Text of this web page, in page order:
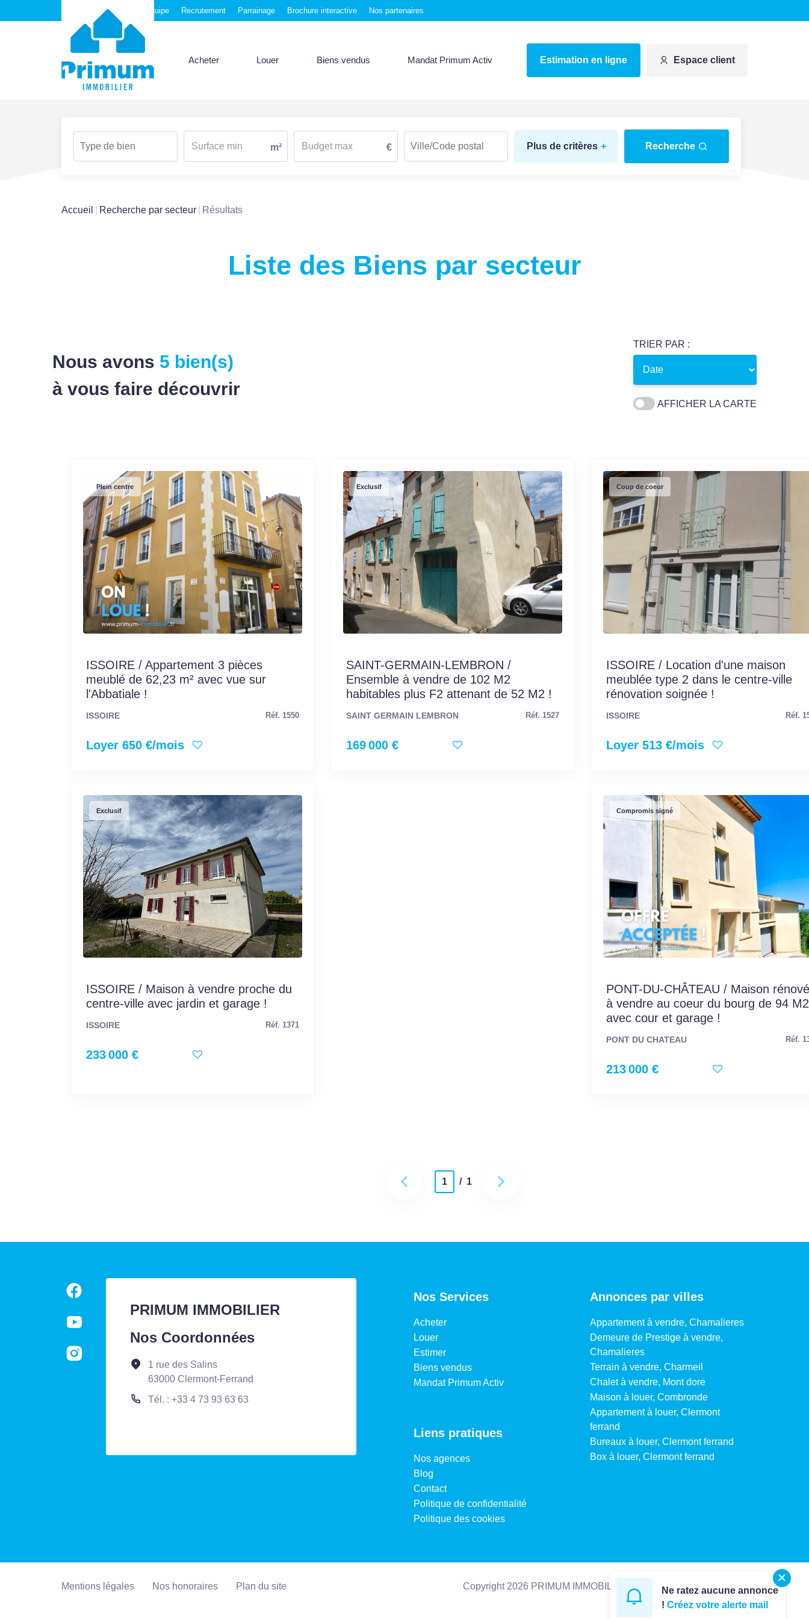
Nos agences Notre équipe Recrutement Parrainage Brochure interactive Nos partenaires
Acheter Louer Biens vendus Mandat Primum Activ Estimation en ligne Espace client
m² € Plus de critères + Recherche
Accueil Recherche par secteur Résultats
Liste des Biens par secteur
Nous avons 5 bien(s)
à vous faire découvrir
TRIER PAR :
AFFICHER LA CARTE
Ne ratez aucune annonce
! Créez votre alerte mail
Plein centre
ISSOIRE / Appartement 3 pièces
meublé de 62,23 m² avec vue sur
l'Abbatiale !
ISSOIRE Réf. 1550
Loyer 650 €/mois
Exclusif
SAINT-GERMAIN-LEMBRON /
Ensemble à vendre de 102 M2
habitables plus F2 attenant de 52 M2 !
SAINT GERMAIN LEMBRON Réf. 1527
169 000 €
Coup de coeur
ISSOIRE / Location d'une maison
meublée type 2 dans le centre-ville
rénovation soignée !
ISSOIRE Réf.
Loyer 513 €/mois
Exclusif
ISSOIRE / Maison à vendre proche du
centre-ville avec jardin et garage !
ISSOIRE Réf. 1371
233 000 €
Compromis signé
PONT-DU-CHÂTEAU / Maison
à vendre au coeur du bourg de 94 M2
avec cour et garage !
PONT DU CHATEAU Réf.
213 000 €
1 / 1
PRIMUM IMMOBILIER
Nos Coordonnées
1 rue des Salins
63000 Clermont-Ferrand
Tél. : +33 4 73 93 63 63
Nos Services
Acheter
Louer
Estimer
Biens vendus
Mandat Primum Activ
Liens pratiques
Nos agences
Blog
Contact
Politique de confidentialité
Politique des cookies
Annonces par villes
Appartement à vendre, Chamalieres
Demeure de Prestige à vendre,
Chamalieres
Terrain à vendre, Charmeil
Chalet à vendre, Mont dore
Maison à louer, Combronde
Appartement à louer, Clermont
ferrand
Bureaux à louer, Clermont ferrand
Box à louer, Clermont ferrand
Mentions légales Nos honoraires Plan du site Copyright 2026 PRIMUM IMMOBILIER | Réalisé par :